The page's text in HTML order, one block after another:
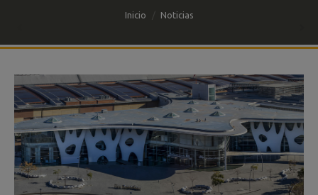
Contacto
Inicio Noticias